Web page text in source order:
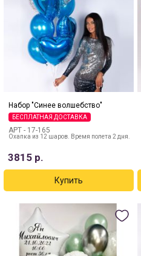
Набор "Синее волшебство"
БЕСПЛАТНАЯ ДОСТАВКА
АРТ - 17-165
Охапка из 12 шаров. Время полета 2 дня.
3815р.